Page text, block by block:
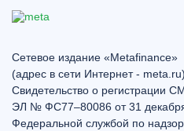
Сетевое издание «Metafinance»
(адрес в сети Интернет - meta.ru)
Свидетельство о регистрации
ЭЛ № ФС77–80086 от 31
Федеральной службой по